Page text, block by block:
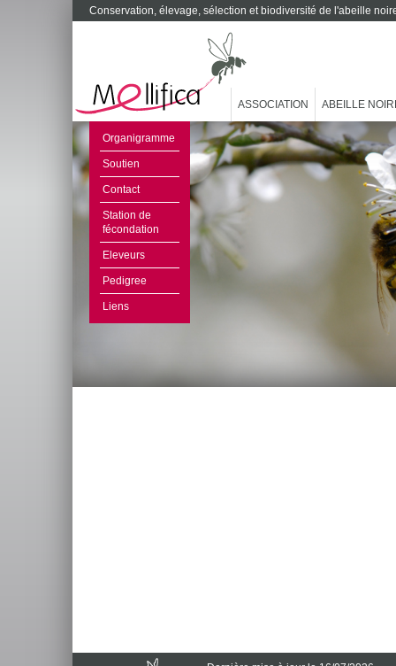
Conservation, élevage, sélection et biodiversité de l'abeille
ASSOCIATION ABEILLE
Organigramme
Soutien
Contact
Station de
fécondation
Eleveurs
Pedigree
Liens